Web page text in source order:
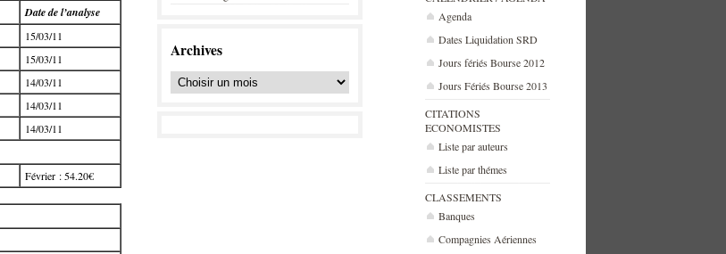
Agenda
Dates Liquidation SRD
Jours fériés Bourse 2012
Jours Fériés Bourse 2013
CITATIONS
ECONOMISTES
Liste par auteurs
Liste par thémes
CLASSEMENTS
Banques
Compagnies Aériennes
Date de l’analyse
15/03/11
15/03/11
14/03/11
14/03/11
14/03/11
Février : 54.20€
Archives